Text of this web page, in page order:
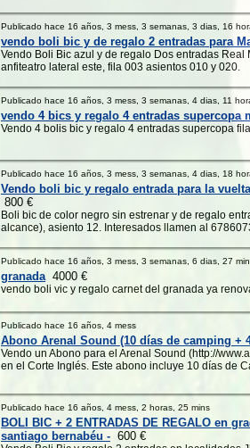
Publicado hace 16 años, 3 mess, 3 semanas, 3 dias, 16
vendo boli bic y de regalo 2 entradas para
Vendo Boli Bic azul y de regalo Dos entradas
anfiteatro lateral este, fila 003 asientos 010 y 020.
Publicado hace 16 años, 3 mess, 3 semanas, 4 dias, 11
vendo 4 bics y regalo 4 entradas supercopa
Vendo 4 bolis bic y regalo 4 entradas supercopa
Publicado hace 16 años, 3 mess, 3 semanas, 4 dias, 18
Vendo boli bic y regalo entrada para la
800 €
Boli bic de color negro sin estrenar y de regalo
alcance), asiento 12. Interesados llamen al
Publicado hace 16 años, 3 mess, 3 semanas, 6 dias, 27
granada4000 €
vendo boli vic y regalo carnet del granada ya
Publicado hace 16 años, 4 mess
Abono Arenal Sound (10 días de camping +
Vendo un Abono para el Arenal Sound (http://
en el Corte Inglés. Este abono incluye 10 días de
Publicado hace 16 años, 4 mess, 2 horas, 25 mins
BOLI BIC + 2 ENTRADAS DE REGALO en
santiago bernabéu - 600 €